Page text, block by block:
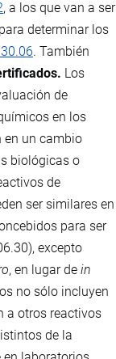
, a los que van a ser
determinar los
. También
Los
de
en los
en un cambio
biológicas o
de
ser similares en
para ser
excepto
, en lugar de in
no sólo incluyen
a otros reactivos
de la